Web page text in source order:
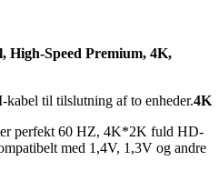
Speed Premium, 4K,
til tilslutning af to enheder.4K
perfekt 60 HZ, 4K*2K fuld HD-
med 1,4V, 1,3V og andre